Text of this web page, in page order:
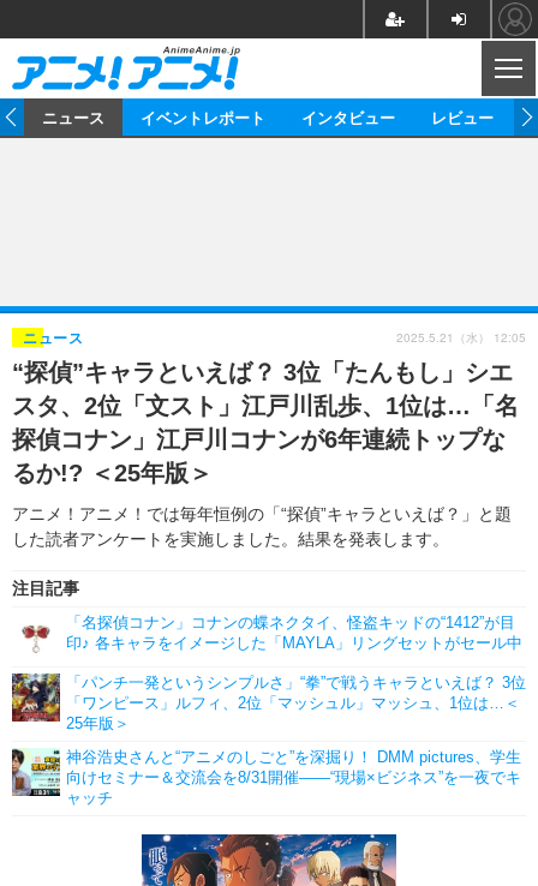
ゲーム グッズ
イベント 海外
海外イベント ビジネス
俳優・タレント アーティスト
ビジネス
アニメ 実写
書評 イベント
ゲーム
動画
アニメ 映画/ドラマ
アニメ！アニメ！TV
連載・コラム
ニュース イベントレポート インタビュー レビュー
“探偵”キャラといえば？ 3位「たんもし」シエ
スタ、2位「文スト」江戸川乱歩、1位は…「名
探偵コナン」江戸川コナンが6年連続トップな
るか!? ＜25年版＞
アニメ！アニメ！では毎年恒例の「“探偵”キャラといえば？」と題
した読者アンケートを実施しました。結果を発表します。
ニュース
注目記事
「名探偵コナン」コナンの蝶ネクタイ、怪盗キッドの“1412”が目
印♪ 各キャラをイメージした「MAYLA」リングセットがセール中
「パンチ一発というシンプルさ」“拳”で戦うキャラといえば？ 3位
「ワンピース」ルフィ、2位「マッシュル」マッシュ、1位は…＜
25年版＞
神谷浩史さんと“アニメのしごと”を深掘り！ DMM pictures、学生
向けセミナー＆交流会を8/31開催――“現場×ビジネス”を一夜でキ
ャッチ
2025.5.21（水） 12:05